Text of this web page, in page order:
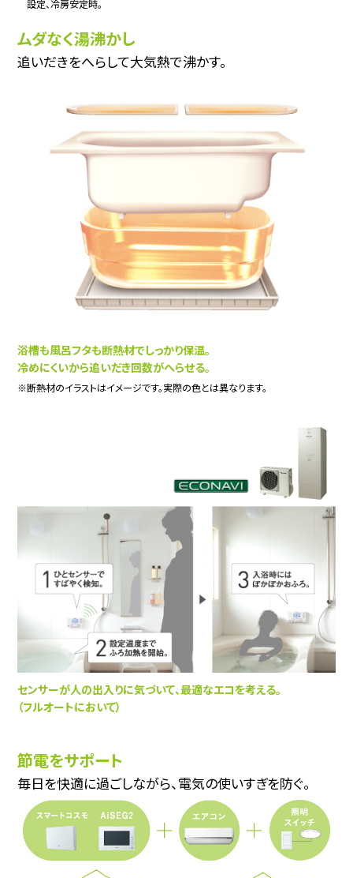
設定、冷房安定時。
ムダなく湯沸かし
追いだきをへらして大気熱で沸かす。
浴槽も風呂フタも断熱材でしっかり保温。
冷めにくいから追いだき回数がへらせる。
※断熱材のイラストはイメージです。実際の色とは異なります。
センサーが人の出入りに気づいて、最適なエコを考える。
（フルオートにおいて）
節電をサポート
毎日を快適に過ごしながら、電気の使いすぎを防ぐ。